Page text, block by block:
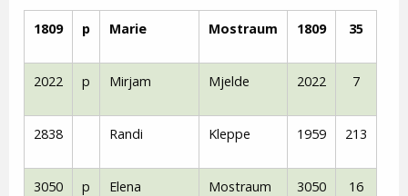
1809 p Marie Mostraum 1809 35
2022 p Mirjam Mjelde 2022 7
2838 Randi Kleppe 1959 213
3050 p Elena Mostraum 3050 16